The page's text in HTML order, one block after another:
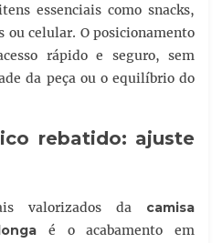
essenciais como snacks,
ou celular. O posicionamento
rápido e seguro, sem
da peça ou o equilíbrio do
rebatido: ajuste
valorizados da camisa
é o acabamento em